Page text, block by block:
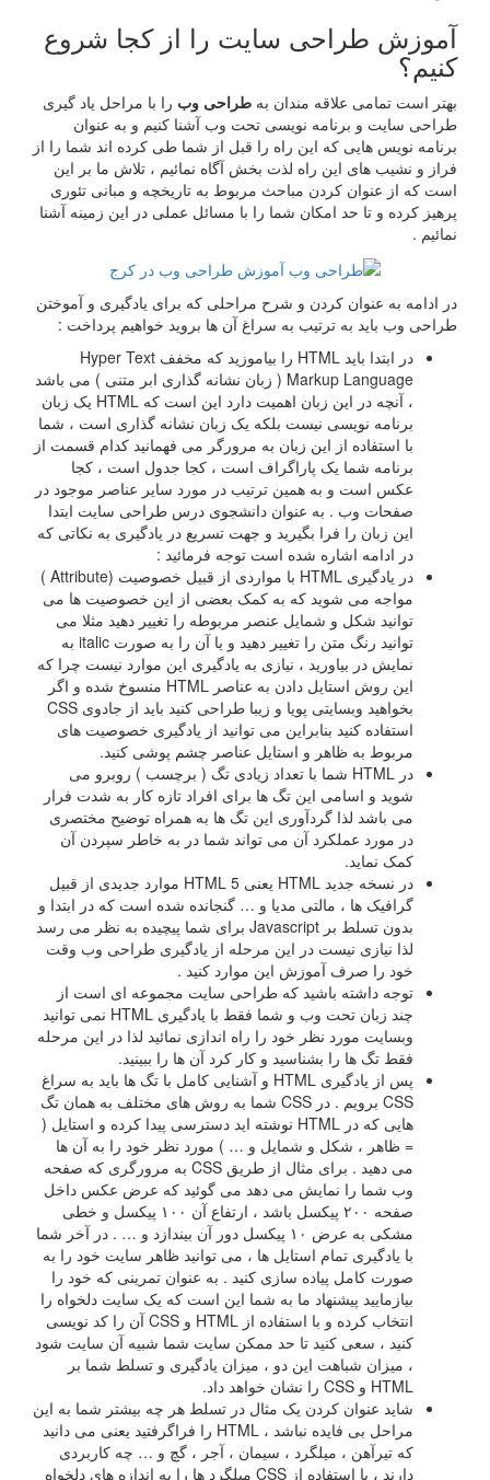
طراحی سایت را از کجا شروع
تمامی علاقه مندان بهطراحی وبرا با مراحل یاد گیری
سایت و برنامه نویسی تحت وب آشنا کنیم و به عنوان
نویس هایی که این راه را قبل از شما طی کرده اند شما را از
نشیب های این راه لذت بخش آگاه نمائیم ، تلاش ما بر این
از عنوان کردن مباحث مربوط به تاریخچه و مبانی تئوری
و تا حد امکان شما را با مسائل عملی در این زمینه آشنا
به عنوان کردن و شرح مراحلی که برای یادگیری و آموختن
وب باید به ترتیب به سراغ آن ها بروید خواهیم پرداخت :
در ابتدا باید HTML را بیاموزید که مخفف Hyper Text
Markup Language ( زبان نشانه گذاری ابر متنی ) می باشد
، آنچه در این زبان اهمیت دارد این است که HTML یک زبان
برنامه نویسی نیست بلکه یک زبان نشانه گذاری است ، شما
با استفاده از این زبان به مرورگر می فهمانید کدام قسمت از
برنامه شما یک پاراگراف است ، کجا جدول است ، کجا
عکس است و به همین ترتیب در مورد سایر عناصر موجود در
صفحات وب . به عنوان دانشجوی درس طراحی سایت ابتدا
این زبان را فرا بگیرید و جهت تسریع در یادگیری به نکاتی که
در ادامه اشاره شده است توجه فرمائید :
در یادگیری HTML با مواردی از قبیل خصوصیت (Attribute )
مواجه می شوید که به کمک بعضی از این خصوصیت ها می
توانید شکل و شمایل عنصر مربوطه را تغییر دهید مثلا می
توانید رنگ متن را تغییر دهید و یا آن را به صورت italic به
نمایش در بیاورید ، نیازی به یادگیری این موارد نیست چرا که
این روش استایل دادن به عناصر HTML منسوخ شده و اگر
بخواهید وبسایتی پویا و زیبا طراحی کنید باید از جادوی CSS
استفاده کنید بنابراین می توانید از یادگیری خصوصیت های
مربوط به ظاهر و استایل عناصر چشم پوشی کنید.
در HTML شما با تعداد زیادی تگ ( برچسب ) روبرو می
شوید و اسامی این تگ ها برای افراد تازه کار به شدت فرار
می باشد لذا گردآوری این تگ ها به همراه توضیح مختصری
در مورد عملکرد آن می تواند شما در به خاطر سپردن آن
در نسخه جدید HTML یعنی HTML 5 موارد جدیدی از قبیل
گرافیک ها ، مالتی مدیا و … گنجانده شده است که در ابتدا و
بدون تسلط بر Javascript برای شما پیچیده به نظر می رسد
لذا نیازی نیست در این مرحله از یادگیری طراحی وب وقت
خود را صرف آموزش این موارد کنید .
توجه داشته باشید که طراحی سایت مجموعه ای است از
چند زبان تحت وب و شما فقط با یادگیری HTML نمی توانید
وبسایت مورد نظر خود را راه اندازی نمائید لذا در این مرحله
فقط تگ ها را بشناسید و کار کرد آن ها را ببینید.
پس از یادگیری HTML و آشنایی کامل با تگ ها باید به سراغ
CSS برویم . در CSS شما به روش های مختلف به همان تگ
هایی که در HTML نوشته اید دسترسی پیدا کرده و استایل (
= ظاهر ، شکل و شمایل و … ) مورد نظر خود را به آن ها
می دهید . برای مثال از طریق CSS به مرورگری که صفحه
وب شما را نمایش می دهد می گوئید که عرض عکس داخل
صفحه ۲۰۰ پیکسل باشد ، ارتفاع آن ۱۰۰ پیکسل و خطی
مشکی به عرض ۱۰ پیکسل دور آن بیندازد و … . در آخر شما
با یادگیری تمام استایل ها ، می توانید ظاهر سایت خود را به
صورت کامل پیاده سازی کنید . به عنوان تمرینی که خود را
بیازمایید پیشنهاد ما به شما این است که یک سایت دلخواه را
انتخاب کرده و با استفاده از HTML و CSS آن را کد نویسی
کنید ، سعی کنید تا حد ممکن سایت شما شبیه آن سایت شود
، میزان شباهت این دو ، میزان یادگیری و تسلط شما بر
شاید عنوان کردن یک مثال در تسلط هر چه بیشتر شما به این
مراحل بی فایده نباشد ، HTML را فراگرفتید یعنی می دانید
که تیرآهن ، میلگرد ، سیمان ، آجر ، گچ و … چه کاربردی
دارند ، با استفاده از CSS میلگرد ها را به اندازه های دلخواه